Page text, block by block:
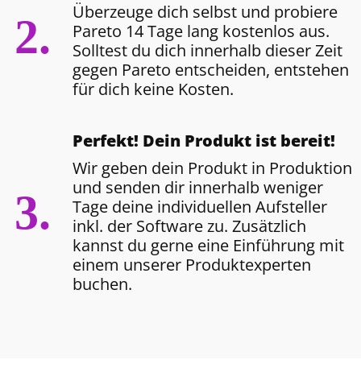
2.
Überzeuge dich selbst und probiere
Pareto 14 Tage lang kostenlos aus.
Solltest du dich innerhalb dieser Zeit
gegen Pareto entscheiden, entstehen
für dich keine Kosten.
3.
Perfekt! Dein Produkt ist bereit!
Wir geben dein Produkt in Produktion
und senden dir innerhalb weniger
Tage deine individuellen Aufsteller
inkl. der Software zu. Zusätzlich
kannst du gerne eine Einführung mit
einem unserer Produktexperten
buchen.